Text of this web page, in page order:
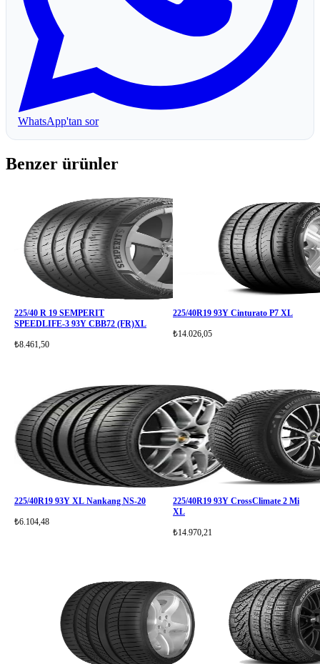
WhatsApp'tan sor
Benzer ürünler
225/40 R 19 SEMPERIT
SPEEDLIFE-3 93Y CBB72 (FR)XL
₺8.461,50
225/40R19 93Y Cinturato P7 XL
₺14.026,05
225/40R19 93Y XL Nankang NS-20
₺6.104,48
225/40R19 93Y CrossClimate 2 Mi
XL
₺14.970,21